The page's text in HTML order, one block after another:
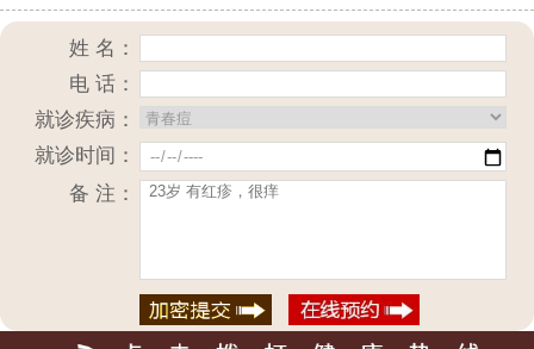
姓 名：
电 话：
就诊疾病：
就诊时间：
备 注：